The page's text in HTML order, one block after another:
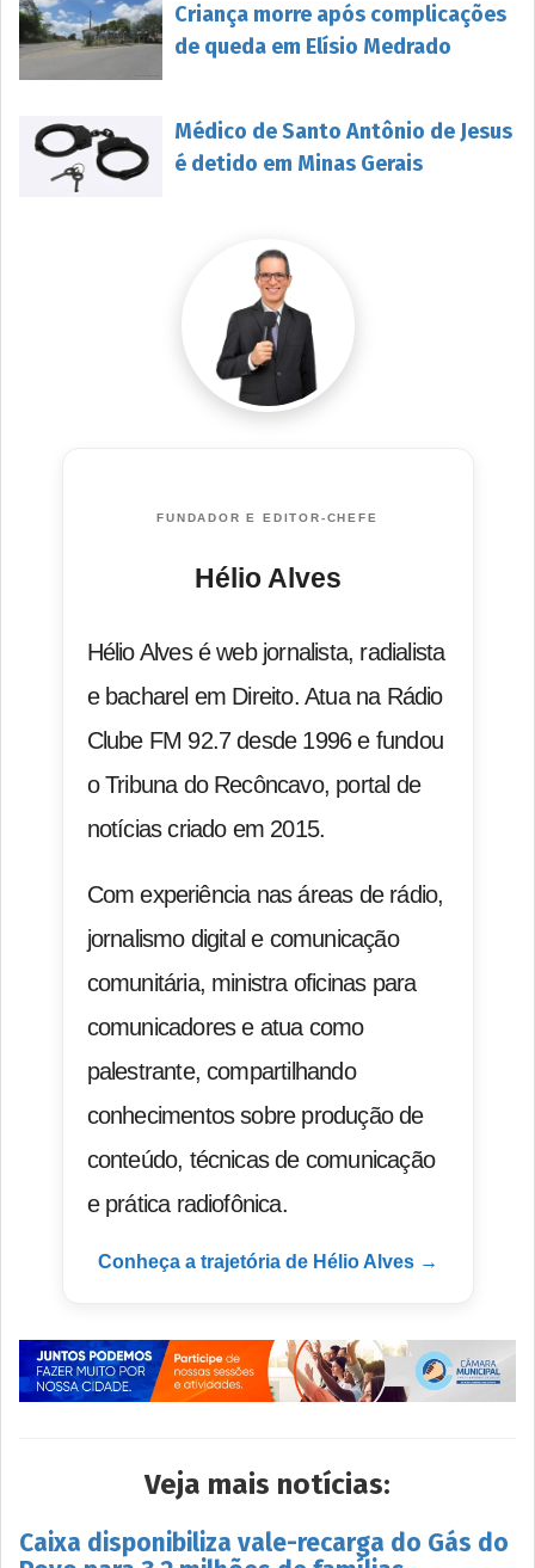
Criança morre após complicações
de queda em Elísio Medrado
Médico de Santo Antônio de Jesus
é detido em Minas Gerais
FUNDADOR E EDITOR-CHEFE
Hélio Alves
Hélio Alves é web jornalista, radialista
e bacharel em Direito. Atua na Rádio
Clube FM 92.7 desde 1996 e fundou
o Tribuna do Recôncavo, portal de
notícias criado em 2015.
Com experiência nas áreas de rádio,
jornalismo digital e comunicação
comunitária, ministra oficinas para
comunicadores e atua como
palestrante, compartilhando
conhecimentos sobre produção de
conteúdo, técnicas de comunicação
e prática radiofônica.
Conheça a trajetória de Hélio Alves →
Veja mais notícias:
Caixa disponibiliza vale-recarga do Gás do